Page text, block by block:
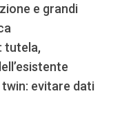
e grandi
tutela,
twin: evitare dati